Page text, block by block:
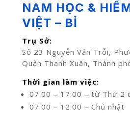
NAM HỌC &
VIỆT – BỈ
Trụ Sở:
Số 23 Nguyễn Văn Trỗi,
Quận Thanh Xuân, Thành
Thời gian làm việc:
07:00 – 17:00 – từ Thứ 2
07:00 – 12:00 – Chủ nhật